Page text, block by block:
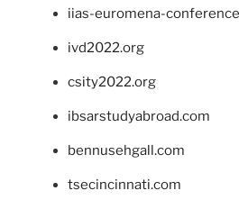
iias-euromena-
ivd2022.org
csity2022.org
ibsarstudyabroad.com
bennusehgall.com
tsecincinnati.com